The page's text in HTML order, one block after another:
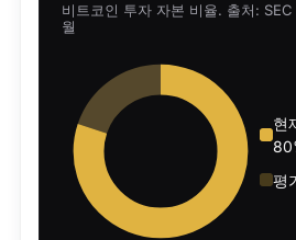
비트코인 투자 자본 비율. 출처:
월
현
평